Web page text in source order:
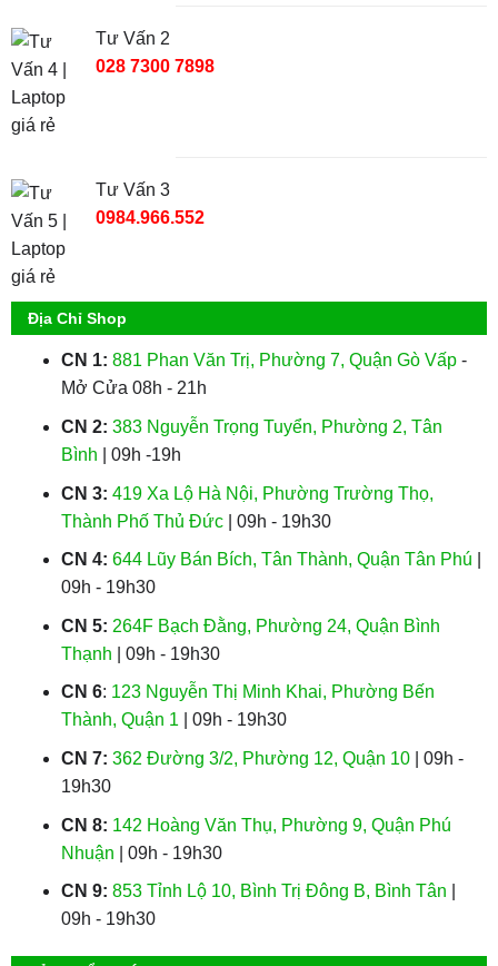
Tư Vấn 2
028 7300 7898
Tư Vấn 3
0984.966.552
Địa Chỉ Shop
CN 1: 881 Phan Văn Trị, Phường 7, Quận Gò Vấp-
Mở Cửa 08h - 21h
CN 2: 383 Nguyễn Trọng Tuyển, Phường 2, Tân
Bình | 09h -19h
CN 3: 419 Xa Lộ Hà Nội, Phường Trường Thọ,
Thành Phố Thủ Đức| 09h - 19h30
CN 4: 644 Lũy Bán Bích, Tân Thành, Quận Tân Phú
09h - 19h30
CN 5: 264F Bạch Đằng, Phường 24, Quận Bình
Thạnh | 09h - 19h30
CN 6: 123 Nguyễn Thị Minh Khai, Phường Bến
Thành, Quận 1| 09h - 19h30
CN 7: 362 Đường 3/2, Phường 12, Quận 10| 09h -
19h30
CN 8: 142 Hoàng Văn Thụ, Phường 9, Quận Phú
Nhuận | 09h - 19h30
CN 9: 853 Tỉnh Lộ 10, Bình Trị Đông B, Bình Tân
09h - 19h30